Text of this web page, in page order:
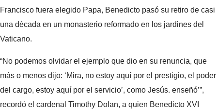
Francisco fuera elegido Papa, Benedicto pasó su retiro de casi
una década en un monasterio reformado en los jardines del
Vaticano.
“No podemos olvidar el ejemplo que dio en su renuncia, que
más o menos dijo: ‘Mira, no estoy aquí por el prestigio, el poder
del cargo, estoy aquí por el servicio’, como Jesús. enseñó’”,
recordó el cardenal Timothy Dolan, a quien Benedicto XVI